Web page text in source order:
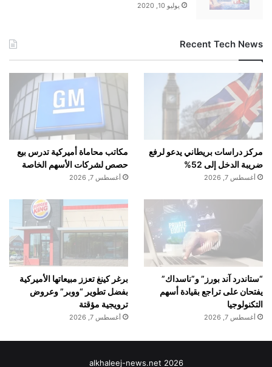
يوليو 10, 2020
Recent Tech News
مركز دراسات بريطاني يدعو لرفع
ضريبة الدخل إلى 52%
أغسطس 7, 2026
مكاتب محاماة أميركية تدرس بيع
حصص لشركات الأسهم الخاصة
أغسطس 7, 2026
“ستاندرد آند بورز” و”ناسداك”
يفتحان على تراجع بقيادة أسهم
التكنولوجيا
أغسطس 7, 2026
برغر كينغ تعزز مبيعاتها الأميركية
بفضل تطوير “ووبر” وعروض
ترويجية مؤقتة
أغسطس 7, 2026
alkhaleej-news.net 2026